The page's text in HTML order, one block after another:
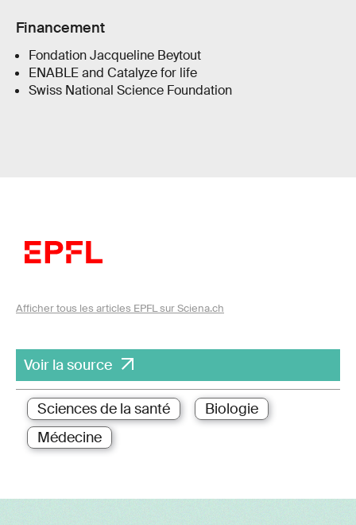
Financement
Fondation Jacqueline Beytout
ENABLE and Catalyze for life
Swiss National Science Foundation
Afficher tous les articles EPFL sur Sciena.ch
Voir la source
Sciences de la santé
Biologie
Médecine